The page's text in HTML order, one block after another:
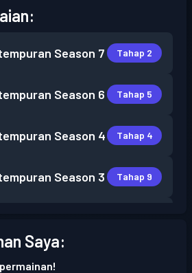
Season 7 Tahap 2
Season 6 Tahap 5
Season 4 Tahap 4
Season 3 Tahap 9
Season 1
Saya: